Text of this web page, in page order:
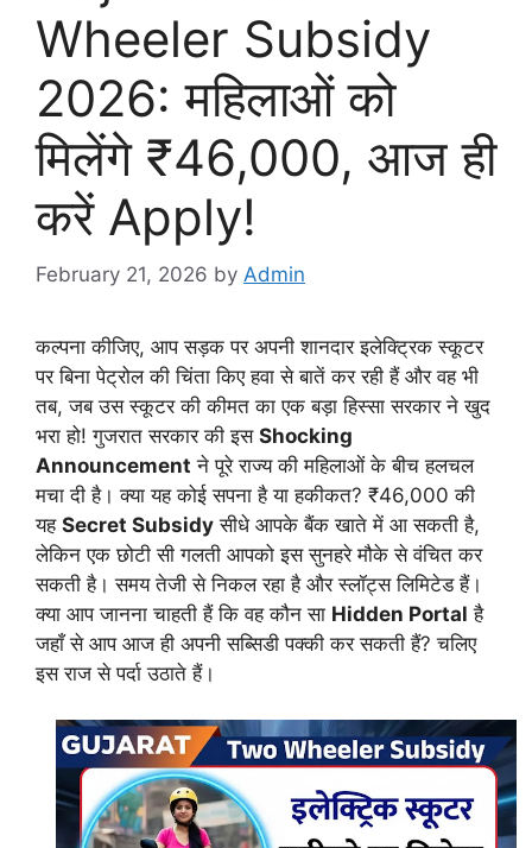
Wheeler Subsidy
2026: महिलाओं को
मिलेंगे ₹46,000, आज ही
करें Apply!
February 21, 2026 by Admin
कल्पना कीजिए, आप सड़क पर अपनी शानदार इलेक्ट्रिक स्कूटर
पर बिना पेट्रोल की चिंता किए हवा से बातें कर रही हैं और वह भी
तब, जब उस स्कूटर की कीमत का एक बड़ा हिस्सा सरकार ने खुद
भरा हो! गुजरात सरकार की इस Shocking
Announcement ने पूरे राज्य की महिलाओं के बीच हलचल
मचा दी है। क्या यह कोई सपना है या हकीकत? ₹46,000 की
यह Secret Subsidy सीधे आपके बैंक खाते में आ सकती है,
लेकिन एक छोटी सी गलती आपको इस सुनहरे मौके से वंचित कर
सकती है। समय तेजी से निकल रहा है और स्लॉट्स लिमिटेड हैं।
क्या आप जानना चाहती हैं कि वह कौन सा Hidden Portal है
जहाँ से आप आज ही अपनी सब्सिडी पक्की कर सकती हैं? चलिए
इस राज से पर्दा उठाते हैं।